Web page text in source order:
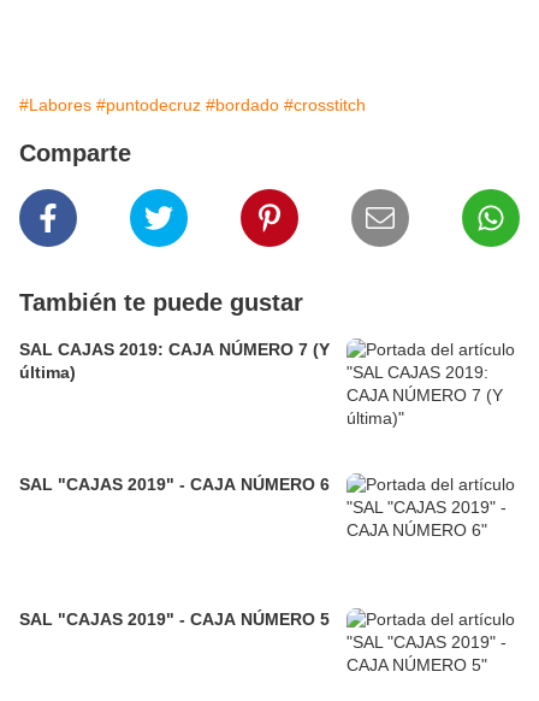
#Labores #puntodecruz #bordado #crosstitch
Comparte
También te puede gustar
SAL CAJAS 2019: CAJA NÚMERO 7 (Y
última)
SAL "CAJAS 2019" - CAJA NÚMERO 6
SAL "CAJAS 2019" - CAJA NÚMERO 5